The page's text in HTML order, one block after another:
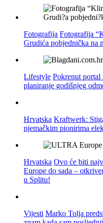
Fotografija Fotografija
Grudića pobjednička na
Lifestyle Pokrenut
planiranje godišnjeg
Hrvatska Kraftwerk:
njemačkim pionirima
Hrvatska Ovo će biti
Europe do sada –
u Splitu!
Vijesti Marko Tolja